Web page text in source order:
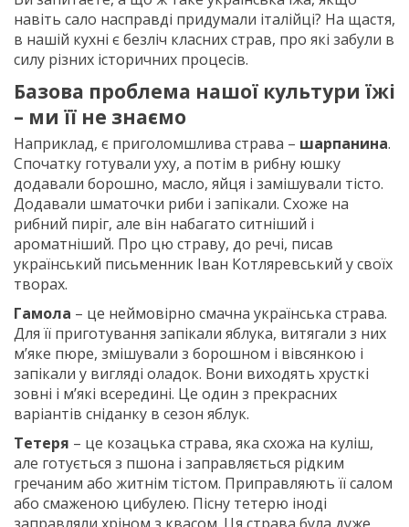
навіть сало насправді придумали італійці? На щастя,
в нашій кухні є безліч класних страв, про які забули в
силу різних історичних процесів.
Базова проблема нашої культури їжі
– ми її не знаємо
Наприклад, є приголомшлива страва – шарпанина.
Спочатку готували уху, а потім в рибну юшку
додавали борошно, масло, яйця і замішували тісто.
Додавали шматочки риби і запікали. Схоже на
рибний пиріг, але він набагато ситніший і
ароматніший. Про цю страву, до речі, писав
український письменник Іван Котляревський у своїх
творах.
Гамола – це неймовірно смачна українська страва.
Для її приготування запікали яблука, витягали з них
м’яке пюре, змішували з борошном і вівсянкою і
запікали у вигляді оладок. Вони виходять хрусткі
зовні і м’які всередині. Це один з прекрасних
варіантів сніданку в сезон яблук.
Тетеря – це козацька страва, яка схожа на куліш,
але готується з пшона і заправляється рідким
гречаним або житнім тістом. Приправляють її салом
або смаженою цибулею. Пісну тетерю іноді